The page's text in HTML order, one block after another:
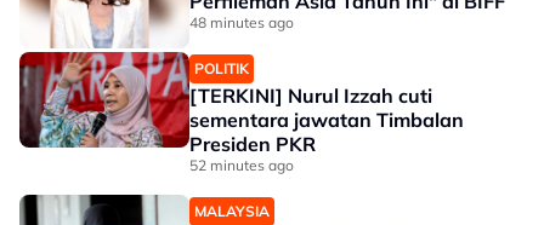
48 minutes ago
POLITIK
[TERKINI] Nurul Izzah cuti
sementara jawatan Timbalan
Presiden PKR
52 minutes ago
MALAYSIA